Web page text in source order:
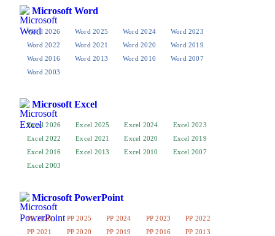
Microsoft Word
Word 2026 Word 2025 Word 2024
Word 2023
Word 2022
Word 2021 Word 2020
Word 2019
Word 2016
Word 2013 Word 2010
Word 2007
Word 2003
Microsoft Excel
Excel 2026 Excel 2025 Excel 2024
Excel 2023
Excel 2022
Excel 2021 Excel 2020
Excel 2019
Excel 2016
Excel 2013 Excel 2010
Excel 2007
Excel 2003
Microsoft PowerPoint
PP 2026 PP 2025 PP 2024 PP 2023
PP 2022
PP 2021
PP 2020 PP 2019 PP 2016
PP 2013